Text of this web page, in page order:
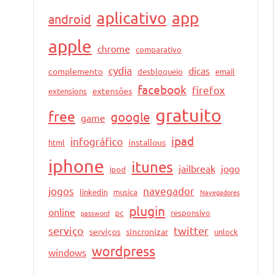
android aplicativo app
apple chrome comparativo
complemento cydia desbloqueio dicas email
extensions extensões facebook firefox
free game google gratuito
html infográfico installous ipad
iphone ipod itunes jailbreak jogo
jogos linkedin musica navegador Navegadores
online password pc plugin responsivo
serviço serviços sincronizar twitter unlock
windows wordpress